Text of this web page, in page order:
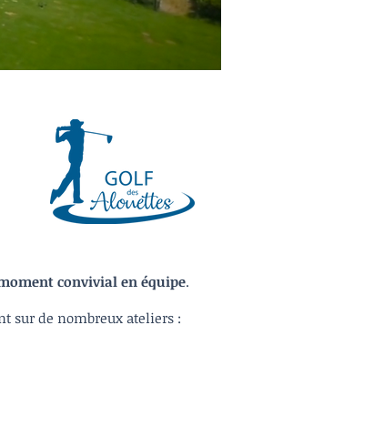
convivial en équipe.
sur de nombreux ateliers :